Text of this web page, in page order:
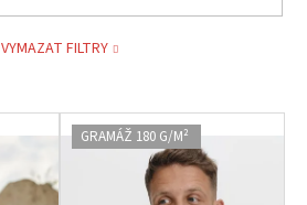
VYMAZAT FILTRY
GRAMÁŽ 180 G/M²